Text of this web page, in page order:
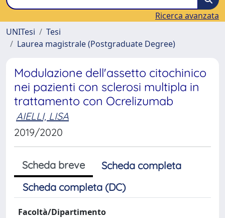
Ricerca avanzata
UNITesi
Tesi
Laurea magistrale (Postgraduate Degree)
Modulazione dell'assetto citochinico
nei pazienti con sclerosi multipla in
trattamento con Ocrelizumab
AIELLI, LISA
2019/2020
Scheda breve
Scheda completa
Scheda completa (DC)
Facoltà/Dipartimento